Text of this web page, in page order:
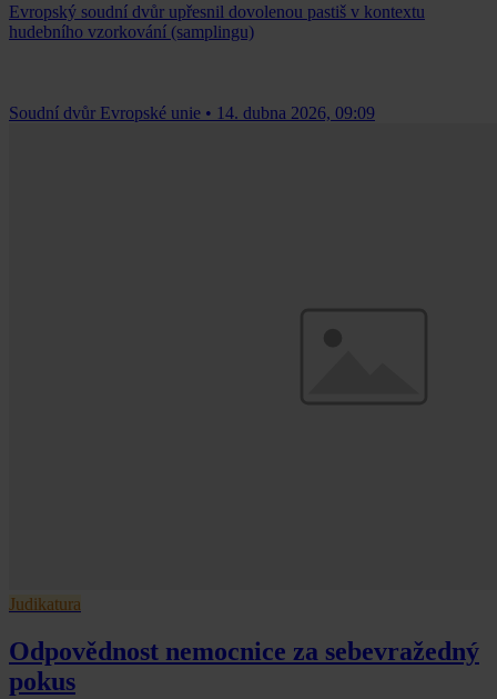
Evropský soudní dvůr upřesnil dovolenou pastiš v kontextu
hudebního vzorkování (samplingu)
Soudní dvůr Evropské unie • 14. dubna 2026, 09:09
Judikatura
Odpovědnost nemocnice za sebevražedný
pokus